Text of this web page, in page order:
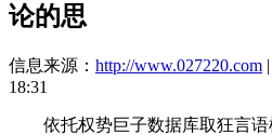
论的思
信息来源： http://www.027220.com
18:31
依托权势巨子数据库取狂言语